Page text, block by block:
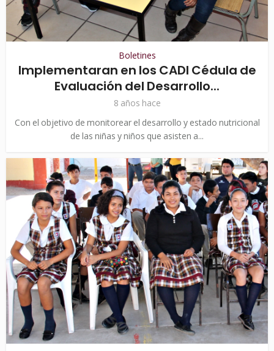
Boletines
Implementaran en los CADI Cédula de
Evaluación del Desarrollo...
8 años hace
Con el objetivo de monitorear el desarrollo y estado nutricional
de las niñas y niños que asisten a...